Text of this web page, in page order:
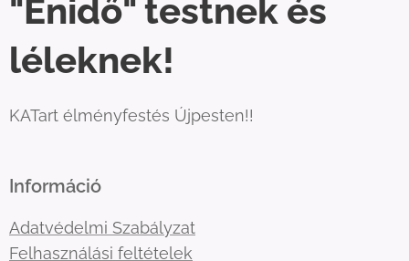
"Énidő" testnek és
léleknek!
KATart élményfestés Újpesten!!
Információ
Adatvédelmi Szabályzat
Felhasználási feltételek